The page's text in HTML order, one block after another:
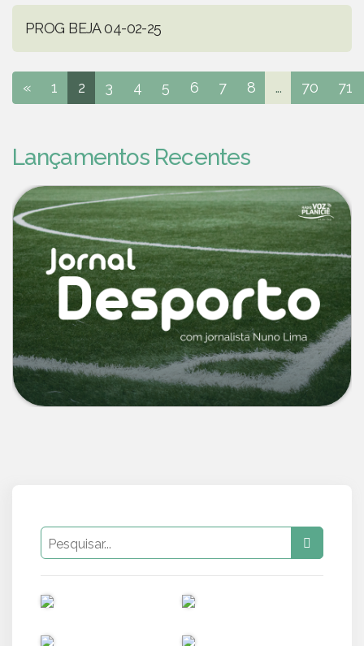
PROG BEJA 04-02-25
« 1 2 3 4 5 6 7 8 ... 70 71
Lançamentos Recentes